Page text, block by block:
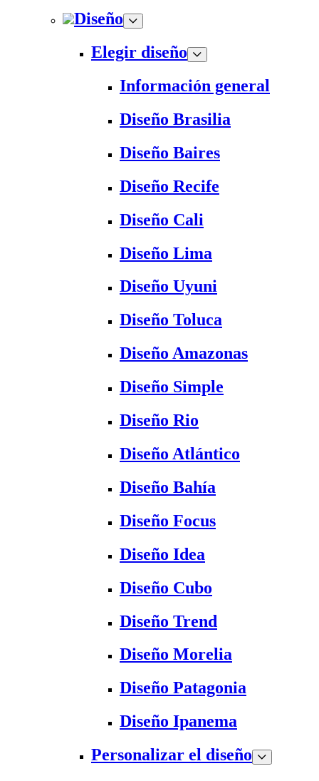
Diseño
Elegir diseño
Información general
Diseño Brasilia
Diseño Baires
Diseño Recife
Diseño Cali
Diseño Lima
Diseño Uyuni
Diseño Toluca
Diseño Amazonas
Diseño Simple
Diseño Rio
Diseño Atlántico
Diseño Bahía
Diseño Focus
Diseño Idea
Diseño Cubo
Diseño Trend
Diseño Morelia
Diseño Patagonia
Diseño Ipanema
Personalizar el diseño